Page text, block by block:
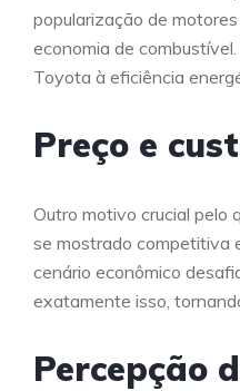
popularização de
economia de
Toyota à eficiência
Preço e
Outro motivo crucial pelo
se mostrado competitiva
cenário econômico
exatamente isso,
Percepção